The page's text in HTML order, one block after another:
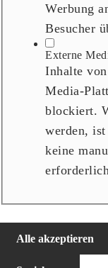
Werbung
Besucher
Externe
Inhalte
Media-
blockiert.
werden,
keine
Alle akzeptieren